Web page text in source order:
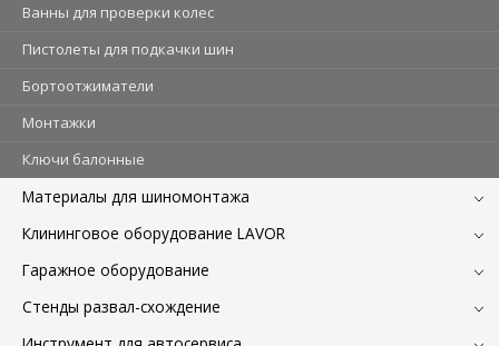
Ванны для проверки колес
Пистолеты для подкачки шин
Бортоотжиматели
Монтажки
Ключи балонные
Материалы для шиномонтажа
Клининговое оборудование LAVOR
Гаражное оборудование
Стенды развал-схождение